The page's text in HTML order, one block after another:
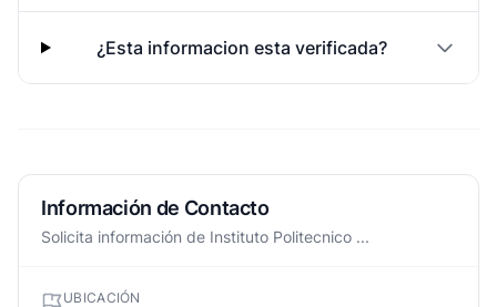
¿Esta informacion esta verificada?
Información de Contacto
Solicita información de Instituto Politecnico ...
UBICACIÓN